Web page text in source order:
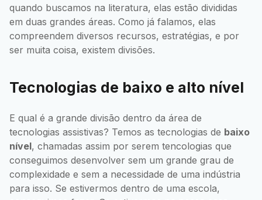
quando buscamos na literatura, elas estão divididas
em duas grandes áreas. Como já falamos, elas
compreendem diversos recursos, estratégias, e por
ser muita coisa, existem divisões.
Tecnologias de baixo e alto nível
E qual é a grande divisão dentro da área de
tecnologias assistivas? Temos as tecnologias de baixo
nível, chamadas assim por serem tencologias que
conseguimos desenvolver sem um grande grau de
complexidade e sem a necessidade de uma indústria
para isso. Se estivermos dentro de uma escola,